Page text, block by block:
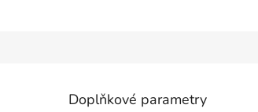
Doplňkové parametry